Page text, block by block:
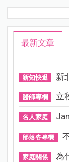
最新文章
新知快遞 新
醫師專欄 立
名人家庭
部落客專欄
家庭關係 為